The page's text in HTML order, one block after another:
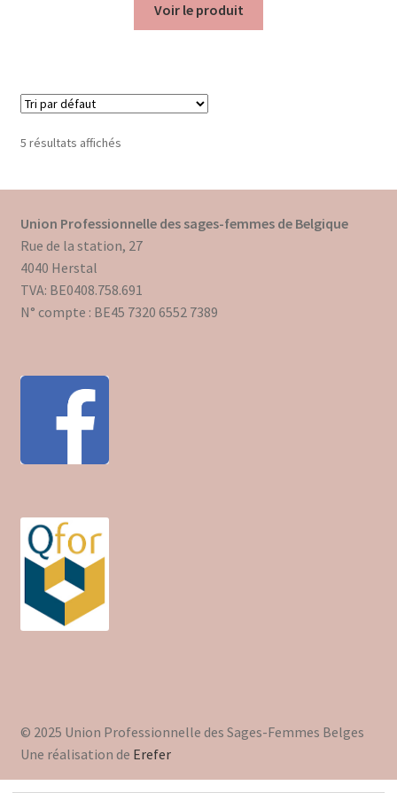
Voir le produit
5 résultats affichés
Union Professionnelle des sages-femmes de Belgique
Rue de la station, 27
4040 Herstal
TVA: BE0408.758.691
N° compte : BE45 7320 6552 7389
© 2025 Union Professionnelle des Sages-Femmes Belges
Une réalisation de Erefer